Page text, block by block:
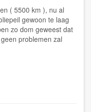
( 5500 km ), nu al
gewoon te laag
zo dom geweest dat
problemen zal